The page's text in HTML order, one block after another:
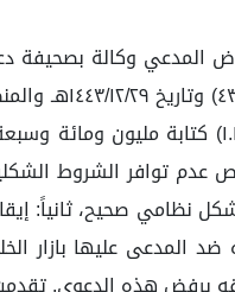
المدعي وكالة
نظامي صحيح، ثانياً:
المحكمة التجارية بالرقم